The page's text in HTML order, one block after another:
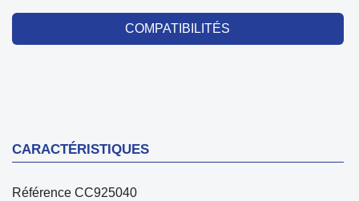
COMPATIBILITÉS
CARACTÉRISTIQUES
Référence CC925040